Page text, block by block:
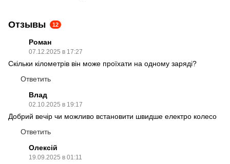
Отзывы 12
Роман
07.12.2025 в 17:27
Скільки кілометрів він може проїхати на одному заряді?
Ответить
Влад
02.10.2025 в 19:17
Добрий вечір чи можливо встановити швидше електро колесо
Ответить
Олексій
19.09.2025 в 01:11